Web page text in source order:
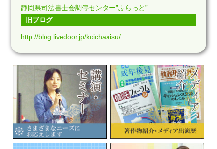
静岡県司法書士会調停センター”ふらっと”
旧ブログ
http://blog.livedoor.jp/koichaaisu/